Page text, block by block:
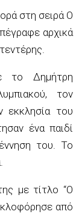
στη σειρά Ο
αρχικά
το Δημήτρη
τον
εκκλησία του
ένα παιδί
του. Το
με τίτλο “Ο
από